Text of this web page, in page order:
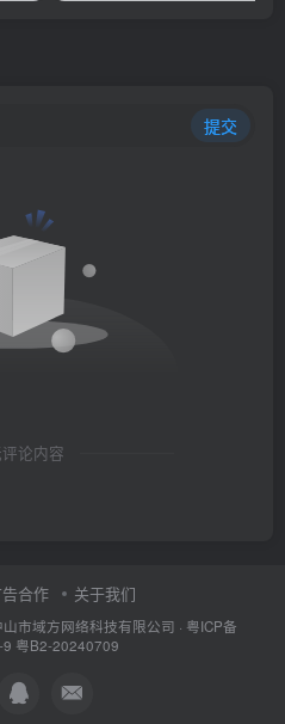
提交
论内容
合作 关于我们
山市域方网络科技有限公司 · 粤ICP备
粤B2-20240709